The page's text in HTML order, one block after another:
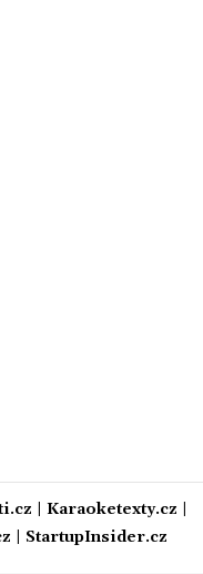
Karaoketexty.cz
StartupInsider.cz